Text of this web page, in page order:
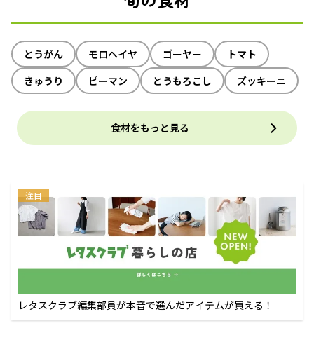
とうがん モロヘイヤ ゴーヤー
トマト
きゅうり
ピーマン とうもろこし ズッキーニ
食材をもっと見る
注目
レタスクラブ編集部員が本音で選んだアイテムが買える！